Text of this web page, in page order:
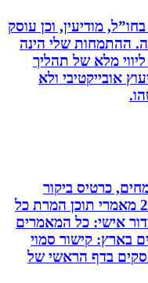
מודיעין, וכן עוסק
שלי הינה
מלא של תהליך
ולא
ביקור
פרסום של עד 24 מאמרי תוכן המרת כל
כל המאמרים
קישור סמוי
בדף הראשי של